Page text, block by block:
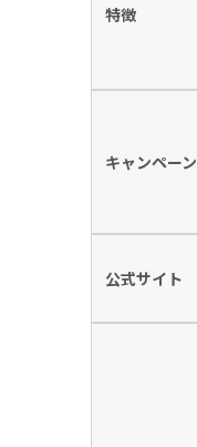
特徴
キャンペーン
公式サイト